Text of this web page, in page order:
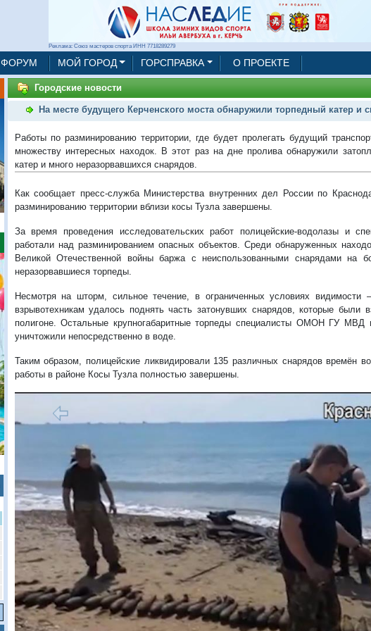
Реклама: Союз мастеров спорта ИНН 7718289279
ФОРУМ МОЙ ГОРОД ГОРСПРАВКА О ПРОЕКТЕ
Городские новости
На месте будущего Керченского моста обнаружили торпедный катер и
Работы по разминированию территории, где будет пролегать будущий
множеству интересных находок. В этот раз на дне пролива обнаружили
катер и много неразорвавшихся снарядов.
Как сообщает пресс-служба Министерства внутренних дел России по
разминированию территории вблизи косы Тузла завершены.
За время проведения исследовательских работ полицейские-водолазы и
работали над разминированием опасных объектов. Среди обнаруженных
Великой Отечественной войны баржа с неиспользованными снарядами на
неразорвавшиеся торпеды.
Несмотря на шторм, сильное течение, в ограниченных условиях видимости
взрывотехникам удалось поднять часть затонувших снарядов, которые были
полигоне. Остальные крупногабаритные торпеды специалисты ОМОН ГУ МВД
уничтожили непосредственно в воде.
Таким образом, полицейские ликвидировали 135 различных снарядов времён
работы в районе Косы Тузла полностью завершены.
Предыдущий